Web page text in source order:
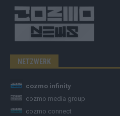
NETZWERK
cozmo infinity
cozmo media group
cozmo connect